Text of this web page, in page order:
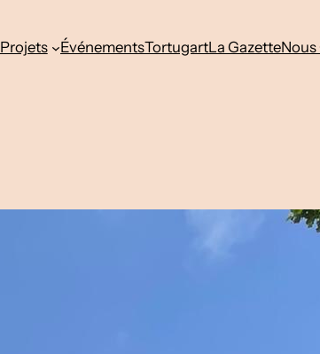
Projets ÉvénementsTortugartLa Gazette